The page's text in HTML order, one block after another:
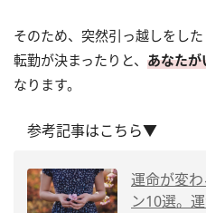
そのため、突然引っ越しをし
転勤が決まったりと、 あなたが
なります。
参考記事はこちら▼
運命が変
ン10選。